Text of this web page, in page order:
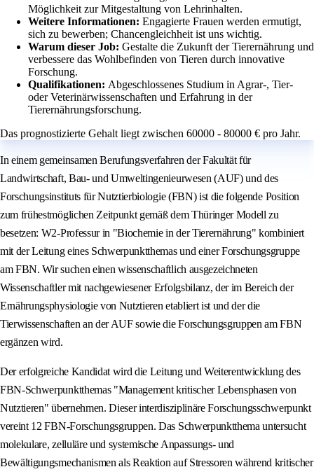
Möglichkeit zur Mitgestaltung von Lehrinhalten.
Weitere Informationen: Engagierte Frauen werden ermutigt,
sich zu bewerben; Chancengleichheit ist uns wichtig.
Warum dieser Job: Gestalte die Zukunft der Tierernährung und
verbessere das Wohlbefinden von Tieren durch innovative
Forschung.
Qualifikationen: Abgeschlossenes Studium in Agrar-, Tier-
oder Veterinärwissenschaften und Erfahrung in der
Tierernährungsforschung.
Das prognostizierte Gehalt liegt zwischen 60000 - 80000 € pro Jahr.
In einem gemeinsamen Berufungsverfahren der Fakultät für
Landwirtschaft, Bau- und Umweltingenieurwesen (AUF) und des
Forschungsinstituts für Nutztierbiologie (FBN) ist die folgende Position
zum frühestmöglichen Zeitpunkt gemäß dem Thüringer Modell zu
besetzen: W2-Professur in "Biochemie in der Tierernährung" kombiniert
mit der Leitung eines Schwerpunktthemas und einer Forschungsgruppe
am FBN. Wir suchen einen wissenschaftlich ausgezeichneten
Wissenschaftler mit nachgewiesener Erfolgsbilanz, der im Bereich der
Ernährungsphysiologie von Nutztieren etabliert ist und der die
Tierwissenschaften an der AUF sowie die Forschungsgruppen am FBN
ergänzen wird.
Der erfolgreiche Kandidat wird die Leitung und Weiterentwicklung des
FBN-Schwerpunktthemas "Management kritischer Lebensphasen von
Nutztieren" übernehmen. Dieser interdisziplinäre Forschungsschwerpunkt
vereint 12 FBN-Forschungsgruppen. Das Schwerpunktthema untersucht
molekulare, zelluläre und systemische Anpassungs- und
Bewältigungsmechanismen als Reaktion auf Stressoren während kritischer